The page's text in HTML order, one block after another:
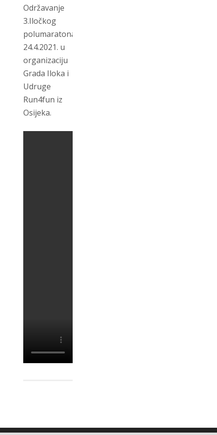
Održavanje
3.Iločkog
polumaratona
24.4.2021. u
organizaciju
Grada Iloka i
Udruge
Run4fun iz
Osijeka.